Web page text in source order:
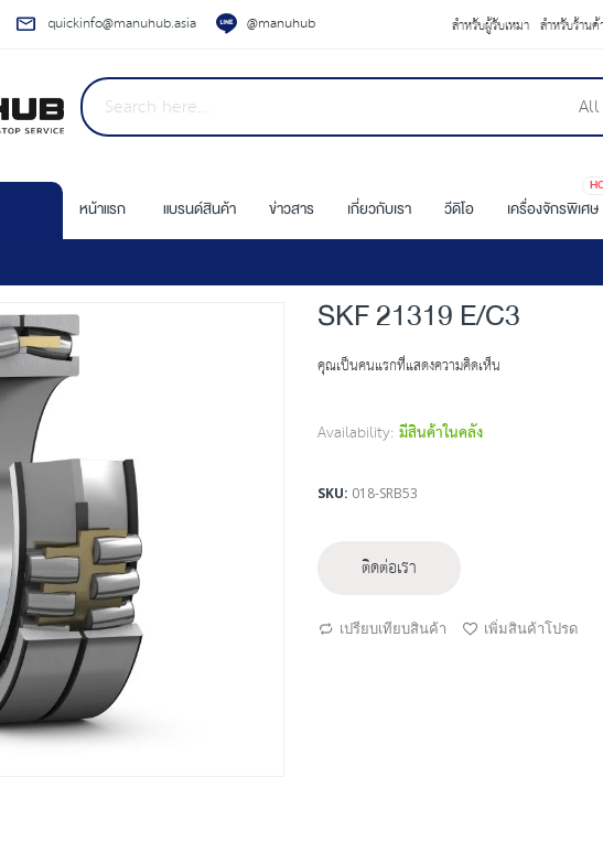
quickinfo@manuhub.asia @manuhub สำหรับผู้รับเหมา สำหรับร้านค้
All
หน้าแรก แบรนด์สินค้า ข่าวสาร เกี่ยวกับเรา วีดิโอ เครื่องจักรพิเศษ
SKF 21319 E/C3
คุณเป็นคนแรกที่แสดงความคิดเห็น
Availability: มีสินค้าในคลัง
SKU 018-SRB53
ติดต่อเรา
เปรียบเทียบสินค้า เพิ่มสินค้าโปรด